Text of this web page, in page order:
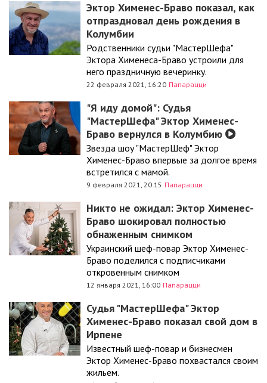
Эктор Хименес-Браво показал, как
отпраздновал день рождения в
Колумбии
Родственники судьи "МастерШефа"
Эктора Хименеса-Браво устроили для
него праздничную вечеринку.
22 февраля 2021, 16:20 Папарацци
"Я иду домой": Судья
"МастерШефа" Эктор Хименес-
Браво вернулся в Колумбию
Звезда шоу "МастерШеф" Эктор
Хименес-Браво впервые за долгое время
встретился с мамой.
9 февраля 2021, 20:15 Папарацци
Никто не ожидал: Эктор Хименес-
Браво шокировал полностью
обнаженным снимком
Украинский шеф-повар Эктор Хименес-
Браво поделился с подписчиками
откровенным снимком
12 января 2021, 16:00 Папарацци
Судья "МастерШефа" Эктор
Хименес-Браво показал свой дом в
Ирпене
Известный шеф-повар и бизнесмен
Эктор Хименес-Браво похвастался своим
жильем.